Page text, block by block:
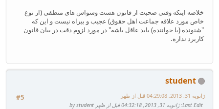
خلاصه اینکه وقتی صحبت از قانون هست وسواس های منطقی (از نوع
خاص مورد علاقه جماعت اهل حقوق) عجیب و بیراه نیست و این که
"شنونده (یا خواننده) باید عاقل باشه" در مورد لزوم دقت در بیان قانون
کاربرد نداره.
student
#5
ژانویه 31, 2013, 04:29:08 قبل از ظهر
Last Edit: ژانویه 31, 2013, 04:32:18 قبل از ظهر by student